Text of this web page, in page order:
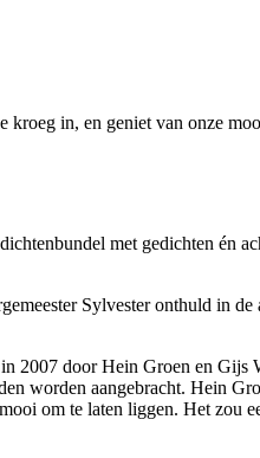
in, en geniet van onze
met gedichten én
Sylvester onthuld in
2007 door Hein Groen en Gijs
worden aangebracht. Hein
om te laten liggen. Het zou